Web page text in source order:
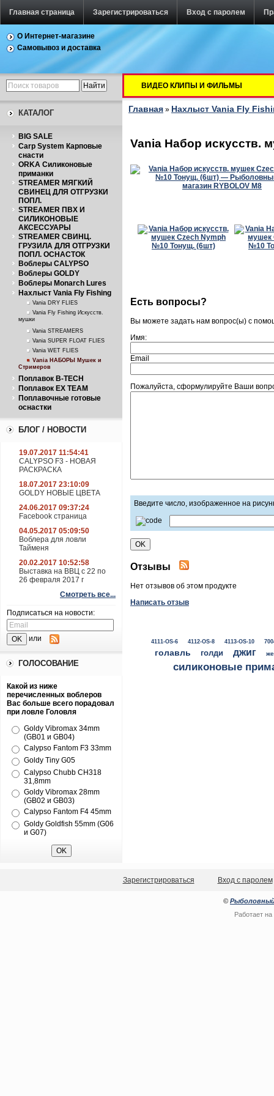
Главная страница Зарегистрироваться Вход с паролем
О Интернет-магазине
Самовывоз и доставка
КАТАЛОГ
BIG SALE
Carp System Карповые
снасти
ORKA Силиконовые
приманки
STREAMER МЯГКИЙ
СВИНЕЦ ДЛЯ ОТГРУЗКИ
ПОПЛ.
STREAMER ПВХ И
СИЛИКОНОВЫЕ
АКСЕССУАРЫ
STREAMER СВИНЦ.
ГРУЗИЛА ДЛЯ ОТГРУЗКИ
ПОПЛ. ОСНАСТОК
Воблеры CALYPSO
Воблеры GOLDY
Воблеры Monarch Lures
Нахлыст Vania Fly Fishing
Vania DRY FLIES
Vania Fly Fishing Искусств.
мушки
Vania STREAMERS
Vania SUPER FLOAT FLIES
Vania WET FLIES
Vania НАБОРЫ Мушек и
Стримеров
Поплавок B-TECH
Поплавок EX TEAM
Поплавочные готовые
оснастки
БЛОГ / НОВОСТИ
19.07.2017 11:54:41
CALYPSO F3 - НОВАЯ
РАСКРАСКА
18.07.2017 23:10:09
GOLDY НОВЫЕ ЦВЕТА
24.06.2017 09:37:24
Facebook страница
04.05.2017 05:09:50
Воблера для ловли
Тайменя
20.02.2017 10:52:58
Выставка на ВВЦ с 22 по
26 февраля 2017 г
Смотреть все...
Подписаться на новости:
или
ГОЛОСОВАНИЕ
Какой из ниже
перечисленных воблеров
Вас больше всего порадовал
при ловле Головля
Goldy Vibromax 34mm
(GB01 и GB04)
Calypso Fantom F3 33mm
Goldy Tiny G05
Calypso Chubb CH318
31,8mm
Goldy Vibromax 28mm
(GB02 и GB03)
Calypso Fantom F4 45mm
Goldy Goldfish 55mm (G06
и G07)
ВИДЕО КЛИПЫ И ФИЛЬМЫ
Главная » Нахлыст Vania Fly
Vania Набор искусств.
Есть вопросы?
Вы можете задать нам вопрос(ы) с
Имя:
Email
Пожалуйста, сформулируйте Ваши
Введите число, изображенное на
Отзывы
Нет отзывов об этом продукте
Написать отзыв
4111-OS-6 4112-OS-8 4113-OS-10
голавль голди джиг
силиконовые
Зарегистрироваться Вход с паролем
© Рыболовный
Работает